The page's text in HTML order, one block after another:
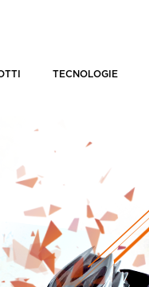
TECNOLOGIE